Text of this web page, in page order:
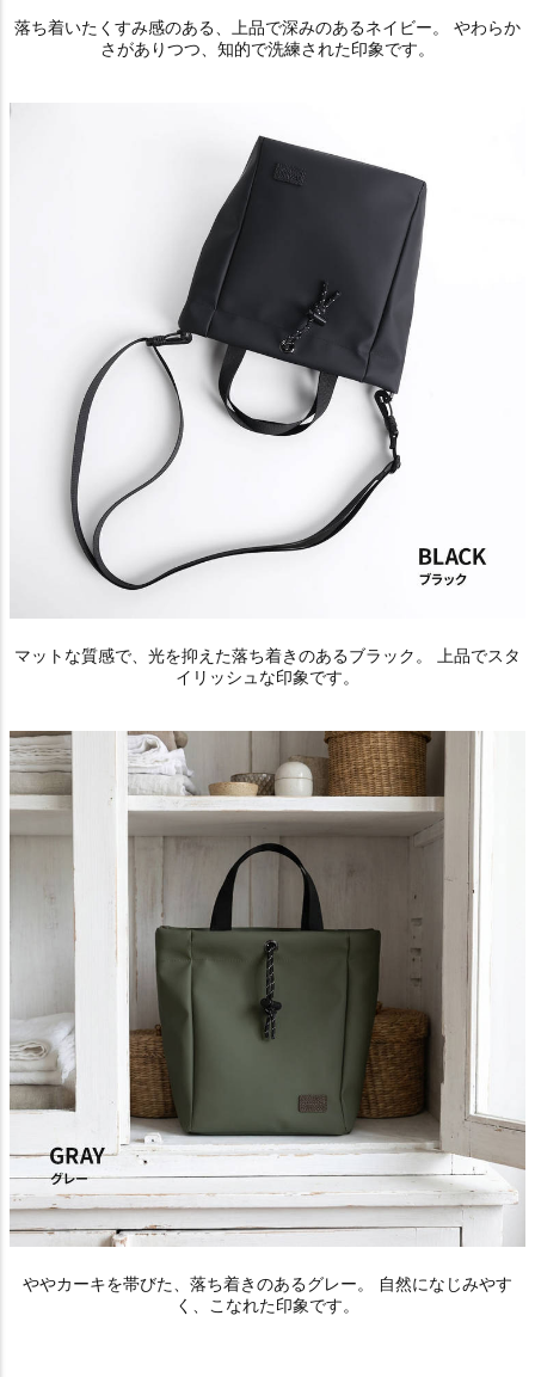
落ち着いたくすみ感のある、上品で深みのあるネイビー。 やわらか
さがありつつ、知的で洗練された印象です。
マットな質感で、光を抑えた落ち着きのあるブラック。 上品でスタ
イリッシュな印象です。
ややカーキを帯びた、落ち着きのあるグレー。 自然になじみやす
く、こなれた印象です。